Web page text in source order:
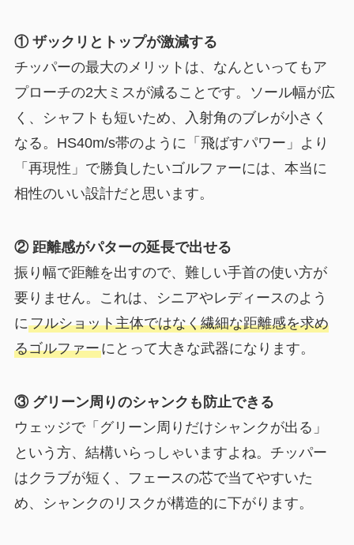
① ザックリとトップが激減する
チッパーの最大のメリットは、なんといってもア
プローチの2大ミスが減ることです。ソール幅が広
く、シャフトも短いため、入射角のブレが小さく
なる。HS40m/s帯のように「飛ばすパワー」より
「再現性」で勝負したいゴルファーには、本当に
相性のいい設計だと思います。
② 距離感がパターの延長で出せる
振り幅で距離を出すので、難しい手首の使い方が
要りません。これは、シニアやレディースのよう
にフルショット主体ではなく繊細な距離感を求め
るゴルファーにとって大きな武器になります。
③ グリーン周りのシャンクも防止できる
ウェッジで「グリーン周りだけシャンクが出る」
という方、結構いらっしゃいますよね。チッパー
はクラブが短く、フェースの芯で当てやすいた
め、シャンクのリスクが構造的に下がります。